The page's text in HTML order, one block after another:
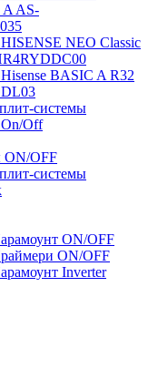
A AS-
NEO Classic
BASIC A R32
системы
Off
ON/OFF
системы
ON/OFF
ON/OFF
Inverter